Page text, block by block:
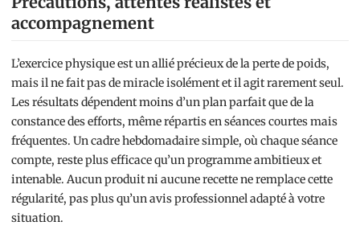
accompagnement
L’exercice physique est un allié précieux de la perte de poids,
mais il ne fait pas de miracle isolément et il agit rarement seul.
Les résultats dépendent moins d’un plan parfait que de la
constance des efforts, même répartis en séances courtes mais
fréquentes. Un cadre hebdomadaire simple, où chaque séance
compte, reste plus efficace qu’un programme ambitieux et
intenable. Aucun produit ni aucune recette ne remplace cette
régularité, pas plus qu’un avis professionnel adapté à votre
situation.